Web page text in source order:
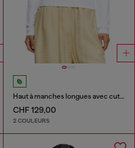
Haut à manches longues avec cut-out Oval D
CHF 129,00
2 COULEURS